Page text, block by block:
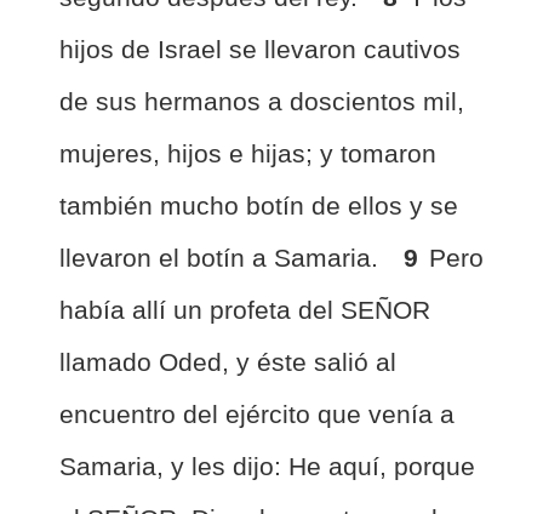
hijos de Israel se llevaron cautivos
de sus hermanos a doscientos mil,
mujeres, hijos e hijas; y tomaron
también mucho botín de ellos y se
llevaron el botín a Samaria.
9 Pero
había allí un profeta del SEÑOR
llamado Oded, y éste salió al
encuentro del ejército que venía a
Samaria, y les dijo: He aquí, porque